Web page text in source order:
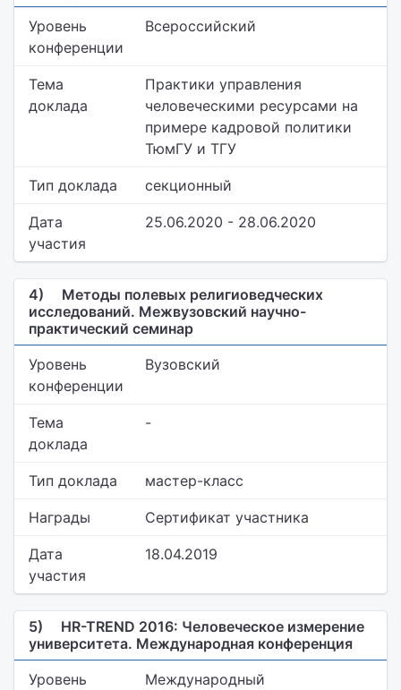
Уровень
конференции
Всероссийский
Тема
доклада
Практики управления
человеческими ресурсами на
примере кадровой политики
ТюмГУ и ТГУ
Тип доклада секционный
Дата
участия
25.06.2020 - 28.06.2020
4)
Методы полевых религиоведческих
исследований. Межвузовский научно-
практический семинар
Уровень
конференции
Вузовский
Тема
доклада
-
Тип доклада мастер-класс
Награды Сертификат участника
Дата
участия
18.04.2019
5)
HR-TREND 2016: Человеческое измерение
университета. Международная конференция
Уровень
Международный